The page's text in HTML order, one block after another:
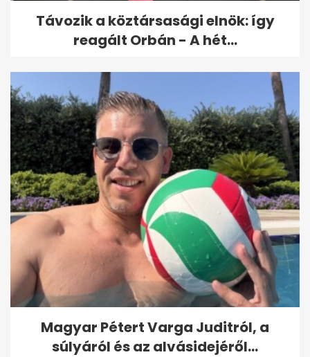
Távozik a köztársasági elnök: így
reagált Orbán - A hét...
Magyar Pétert Varga Juditról, a
súlyáról és az alvásidejéről...